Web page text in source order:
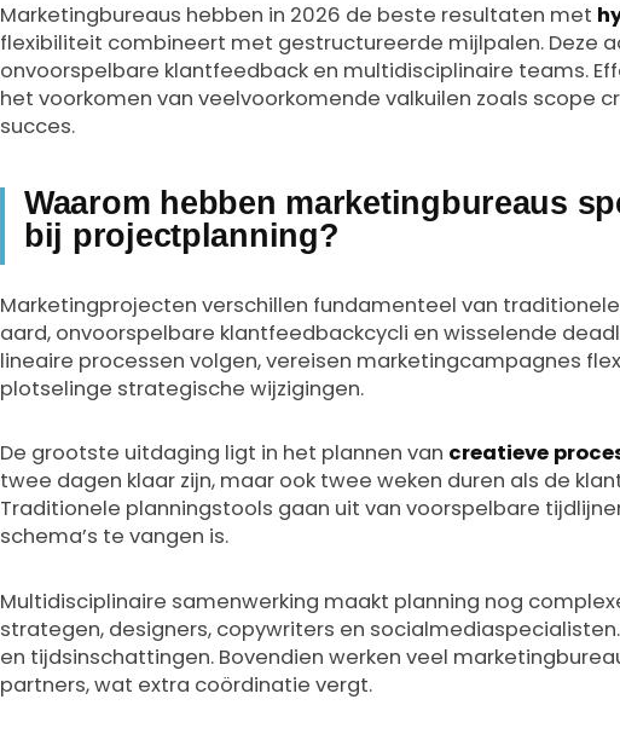
Marketingbureaus hebben in 2026 de beste resultaten met
flexibiliteit combineert met gestructureerde mijlpalen. Deze
onvoorspelbare klantfeedback en multidisciplinaire teams.
het voorkomen van veelvoorkomende valkuilen zoals scope
succes.
Waarom hebben marketingbureaus
bij projectplanning?
Marketingprojecten verschillen fundamenteel van
aard, onvoorspelbare klantfeedbackcycli en wisselende
lineaire processen volgen, vereisen marketingcampagnes
plotselinge strategische wijzigingen.
De grootste uitdaging ligt in het plannen van creatieve
twee dagen klaar zijn, maar ook twee weken duren als de
Traditionele planningstools gaan uit van voorspelbare
schema’s te vangen is.
Multidisciplinaire samenwerking maakt planning nog
strategen, designers, copywriters en
en tijdsinschattingen. Bovendien werken veel
partners, wat extra coördinatie vergt.